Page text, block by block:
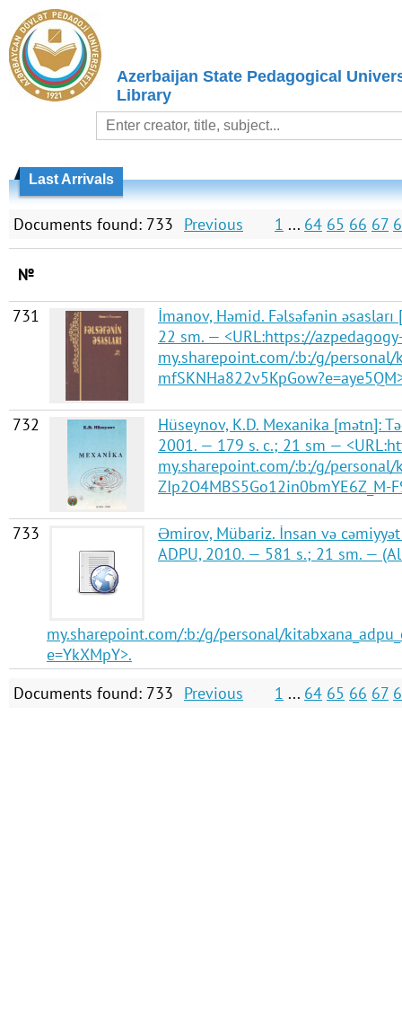
Azerbaijan State Pedagogical
Library
Last Arrivals
Documents found: 733 Previous 1 ... 64 65 66 67
№
731
İmanov, Həmid. Fəlsəfənin
22 sm. — <URL:https://
my.sharepoint.com/:b:/g/personal/
732
Hüseynov, K.D. Mexanika [mətn]:
2001. — 179 s. с.; 21 sm —
my.sharepoint.com/:b:/g/personal/
ZIp2O4MBS5Go12in0bmYE6Z_M-
733
Əmirov, Mübariz. İnsan və
ADPU, 2010. — 581 s.; 21 sm. —
my.sharepoint.com/:b:/g/personal/
e=YkXMpY>.
Documents found: 733
Previous 1 ... 64 65 66 67